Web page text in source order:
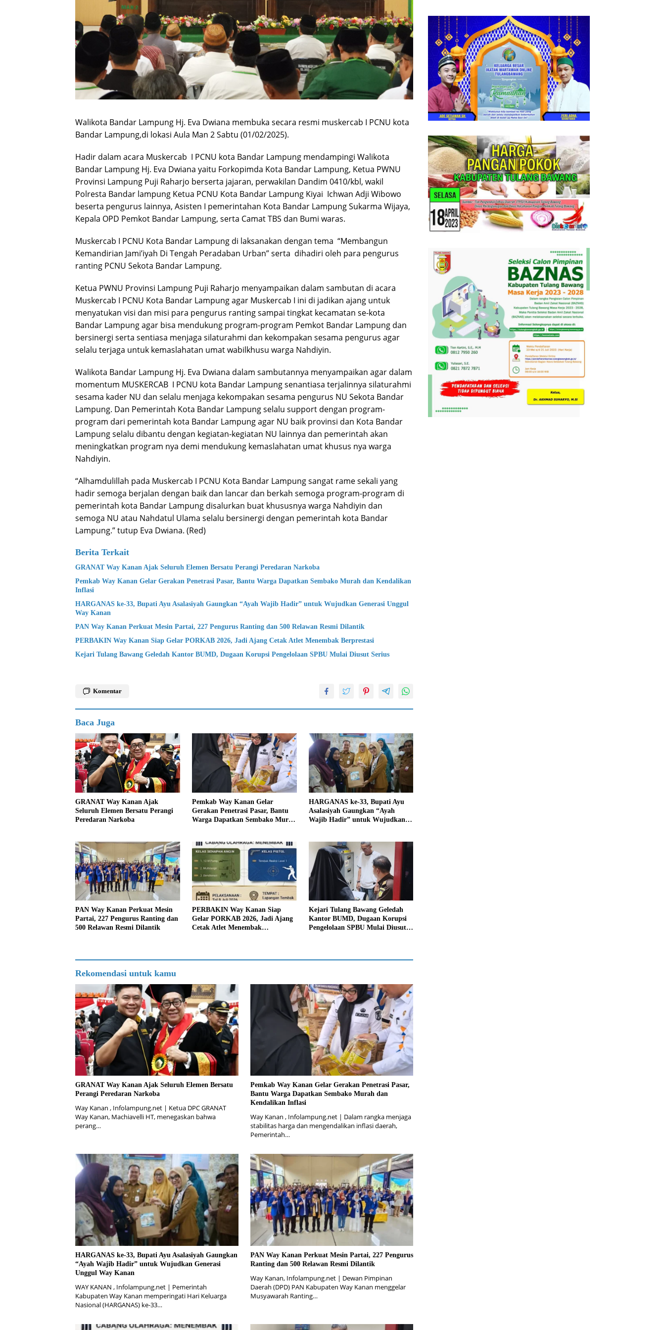
Walikota Bandar Lampung Hj. Eva Dwiana membuka secara resmi muskercab I PCNU kota
Bandar Lampung,di lokasi Aula Man 2 Sabtu (01/02/2025).
Hadir dalam acara Muskercab I PCNU kota Bandar Lampung mendampingi Walikota
Bandar Lampung Hj. Eva Dwiana yaitu Forkopimda Kota Bandar Lampung, Ketua PWNU
Provinsi Lampung Puji Raharjo berserta jajaran, perwakilan Dandim 0410/kbl, wakil
Polresta Bandar lampung Ketua PCNU Kota Bandar Lampung Kiyai Ichwan Adji Wibowo
beserta pengurus lainnya, Asisten I pemerintahan Kota Bandar Lampung Sukarma Wijaya,
Kepala OPD Pemkot Bandar Lampung, serta Camat TBS dan Bumi waras.
Muskercab I PCNU Kota Bandar Lampung di laksanakan dengan tema “Membangun
Kemandirian Jami’iyah Di Tengah Peradaban Urban” serta dihadiri oleh para pengurus
ranting PCNU Sekota Bandar Lampung.
Ketua PWNU Provinsi Lampung Puji Raharjo menyampaikan dalam sambutan di acara
Muskercab I PCNU Kota Bandar Lampung agar Muskercab I ini di jadikan ajang untuk
menyatukan visi dan misi para pengurus ranting sampai tingkat kecamatan se-kota
Bandar Lampung agar bisa mendukung program-program Pemkot Bandar Lampung dan
bersinergi serta sentiasa menjaga silaturahmi dan kekompakan sesama pengurus agar
selalu terjaga untuk kemaslahatan umat wabilkhusu warga Nahdiyin.
Walikota Bandar Lampung Hj. Eva Dwiana dalam sambutannya menyampaikan agar dalam
momentum MUSKERCAB I PCNU kota Bandar Lampung senantiasa terjalinnya silaturahmi
sesama kader NU dan selalu menjaga kekompakan sesama pengurus NU Sekota Bandar
Lampung. Dan Pemerintah Kota Bandar Lampung selalu support dengan program-
program dari pemerintah kota Bandar Lampung agar NU baik provinsi dan Kota Bandar
Lampung selalu dibantu dengan kegiatan-kegiatan NU lainnya dan pemerintah akan
meningkatkan program nya demi mendukung kemaslahatan umat khusus nya warga
Nahdiyin.
“Alhamdulillah pada Muskercab I PCNU Kota Bandar Lampung sangat rame sekali yang
hadir semoga berjalan dengan baik dan lancar dan berkah semoga program-program di
pemerintah kota Bandar Lampung disalurkan buat khususnya warga Nahdiyin dan
semoga NU atau Nahdatul Ulama selalu bersinergi dengan pemerintah kota Bandar
Lampung.” tutup Eva Dwiana. (Red)
Berita Terkait
GRANAT Way Kanan Ajak Seluruh Elemen Bersatu Perangi Peredaran Narkoba
Pemkab Way Kanan Gelar Gerakan Penetrasi Pasar, Bantu Warga Dapatkan Sembako Murah dan Kendalikan
Inflasi
HARGANAS ke-33, Bupati Ayu Asalasiyah Gaungkan “Ayah Wajib Hadir” untuk Wujudkan Generasi Unggul
Way Kanan
PAN Way Kanan Perkuat Mesin Partai, 227 Pengurus Ranting dan 500 Relawan Resmi Dilantik
PERBAKIN Way Kanan Siap Gelar PORKAB 2026, Jadi Ajang Cetak Atlet Menembak Berprestasi
Kejari Tulang Bawang Geledah Kantor BUMD, Dugaan Korupsi Pengelolaan SPBU Mulai Diusut Serius
Komentar
Baca Juga
GRANAT Way Kanan Ajak
Seluruh Elemen Bersatu Perangi
Peredaran Narkoba
Pemkab Way Kanan Gelar
Gerakan Penetrasi Pasar, Bantu
Warga Dapatkan Sembako Murah
HARGANAS ke-33, Bupati Ayu
Asalasiyah Gaungkan “Ayah
Wajib Hadir” untuk Wujudkan
PAN Way Kanan Perkuat Mesin
Partai, 227 Pengurus Ranting dan
500 Relawan Resmi Dilantik
PERBAKIN Way Kanan Siap
Gelar PORKAB 2026, Jadi Ajang
Cetak Atlet Menembak
Kejari Tulang Bawang Geledah
Kantor BUMD, Dugaan Korupsi
Pengelolaan SPBU Mulai Diusut
Rekomendasi untuk kamu
GRANAT Way Kanan Ajak Seluruh Elemen Bersatu
Perangi Peredaran Narkoba
Way Kanan , Infolampung.net | Ketua DPC GRANAT
Way Kanan, Machiavelli HT, menegaskan bahwa
perang…
Pemkab Way Kanan Gelar Gerakan Penetrasi Pasar,
Bantu Warga Dapatkan Sembako Murah dan
Kendalikan Inflasi
Way Kanan , Infolampung.net | Dalam rangka menjaga
stabilitas harga dan mengendalikan inflasi daerah,
Pemerintah…
HARGANAS ke-33, Bupati Ayu Asalasiyah Gaungkan
“Ayah Wajib Hadir” untuk Wujudkan Generasi
Unggul Way Kanan
WAY KANAN , Infolampung.net | Pemerintah
Kabupaten Way Kanan memperingati Hari Keluarga
Nasional (HARGANAS) ke-33…
PAN Way Kanan Perkuat Mesin Partai, 227 Pengurus
Ranting dan 500 Relawan Resmi Dilantik
Way Kanan, Infolampung.net | Dewan Pimpinan
Daerah (DPD) PAN Kabupaten Way Kanan menggelar
Musyawarah Ranting…